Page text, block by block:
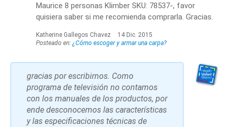
Maurice 8 personas Klimber SKU: 78537-, favor
quisiera saber si me recomienda comprarla. Gracias.
Katherine Gallegos Chavez
14 Dic. 2015
Posteado en: ¿Cómo escoger y armar una carpa?
gracias por escribirnos. Como
programa de televisión no contamos
con los manuales de los productos, por
ende desconocemos las características
y las especificaciones técnicas de